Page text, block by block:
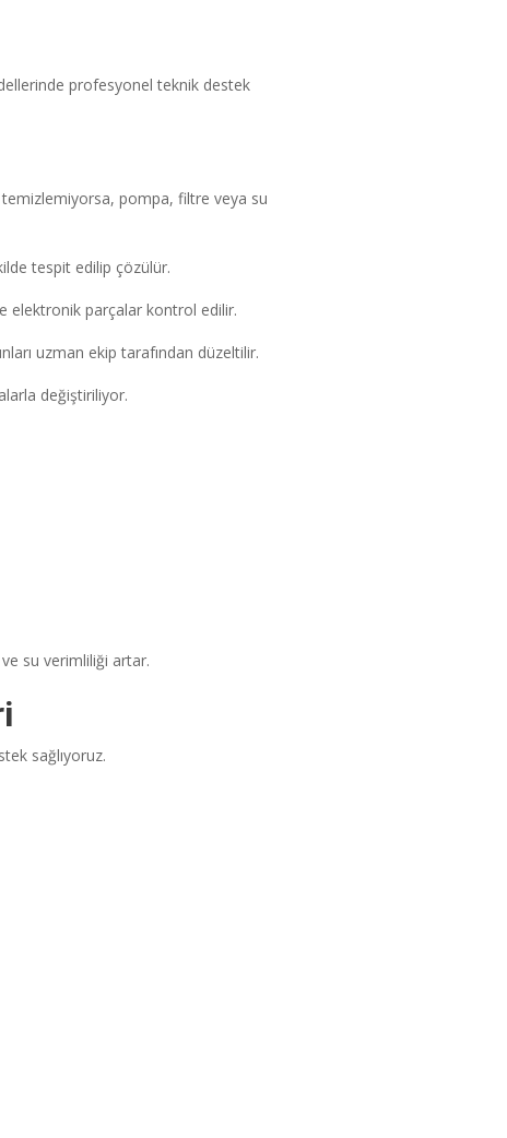
profesyonel teknik destek
temizlemiyorsa, pompa, filtre veya su
tespit edilip çözülür.
ve elektronik parçalar kontrol edilir.
uzman ekip tarafından düzeltilir.
değiştiriliyor.
su verimliliği artar.
sağlıyoruz.